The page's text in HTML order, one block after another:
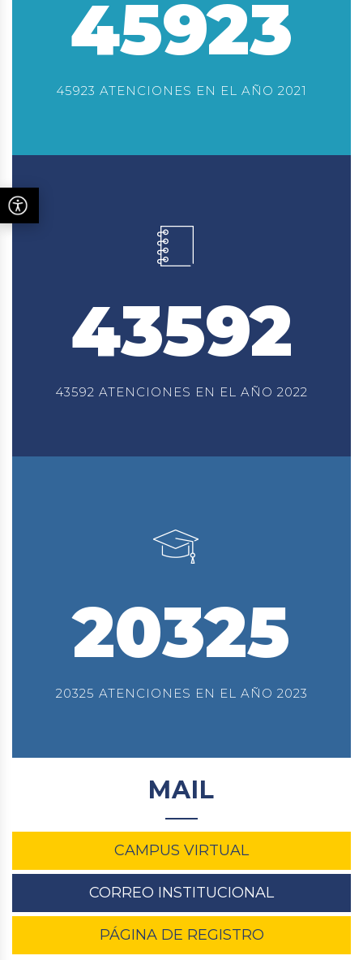
45923
45923 ATENCIONES EN EL AÑO 2021
43592
43592 ATENCIONES EN EL AÑO 2022
20325
20325 ATENCIONES EN EL AÑO 2023
MAIL
CAMPUS VIRTUAL
CORREO INSTITUCIONAL
PÁGINA DE REGISTRO